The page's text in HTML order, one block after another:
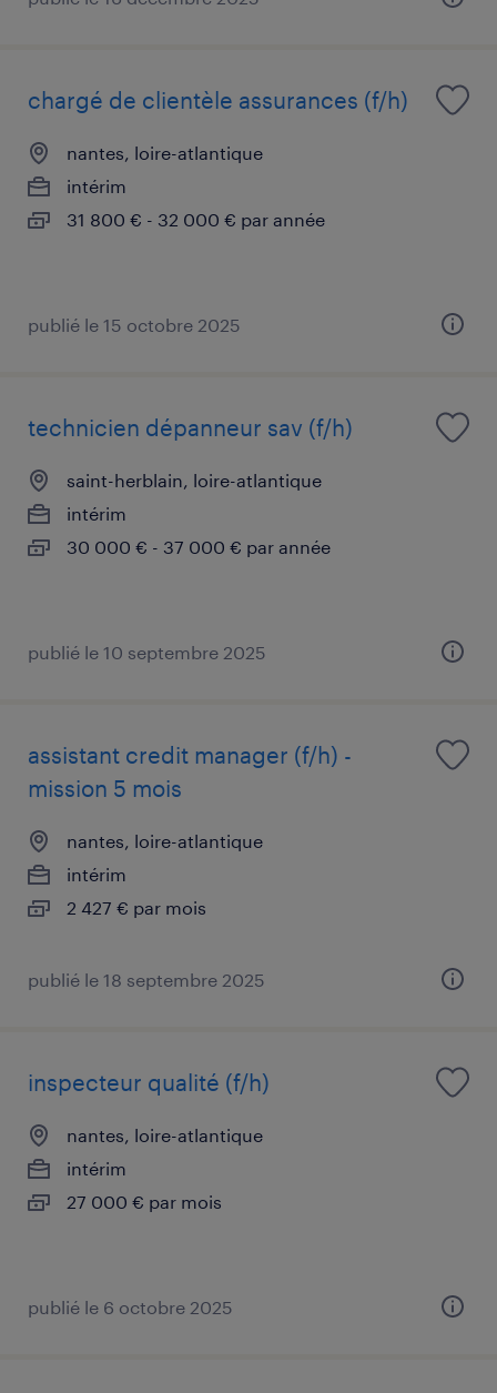
chargé de clientèle assurances (f/h)
nantes, loire-atlantique
intérim
31 800 € - 32 000 € par année
publié le 15 octobre 2025
technicien dépanneur sav (f/h)
saint-herblain, loire-atlantique
intérim
30 000 € - 37 000 € par année
publié le 10 septembre 2025
assistant credit manager (f/h) -
mission 5 mois
nantes, loire-atlantique
intérim
2 427 € par mois
publié le 18 septembre 2025
inspecteur qualité (f/h)
nantes, loire-atlantique
intérim
27 000 € par mois
publié le 6 octobre 2025